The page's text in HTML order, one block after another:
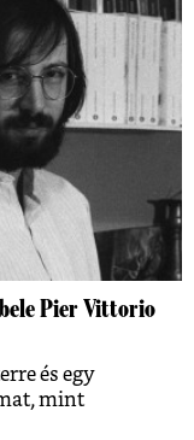
bele Pier Vittorio
és egy
mint